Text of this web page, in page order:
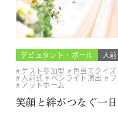
デビュタント・ボール 人
ゲスト参加型
色当てクイズ
人前式 ペンライト演出
アットホーム
笑顔と絆がつなぐ一日